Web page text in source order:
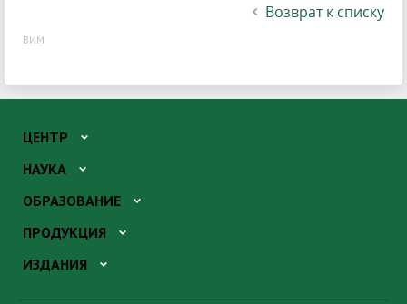
Возврат к списку
ВИМ
ЦЕНТР
НАУКА
ОБРАЗОВАНИЕ
ПРОДУКЦИЯ
ИЗДАНИЯ